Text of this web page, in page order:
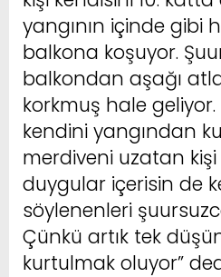
yangının içinde gibi
balkona koşuyor.
balkondan aşağı
korkmuş hale geliyor.
kendini yangından
merdiveni uzatan
duygular içerisin de
söylenenleri
Çünkü artık tek
kurtulmak oluyor”